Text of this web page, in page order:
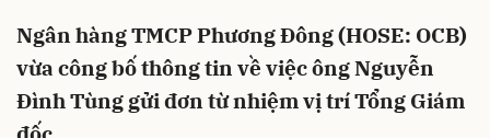
Ngân hàng TMCP Phương Đông (HOSE: OCB)
vừa công bố thông tin về việc ông Nguyễn
Đình Tùng gửi đơn từ nhiệm vị trí Tổng Giám
Hủy